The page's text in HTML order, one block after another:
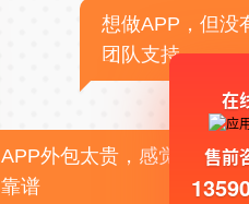
想做APP，但没
团队支持
APP外包太贵，感觉不
靠谱
在
售前